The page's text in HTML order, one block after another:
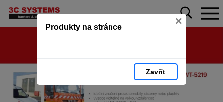
Produkty na stránce ×
Zavřít